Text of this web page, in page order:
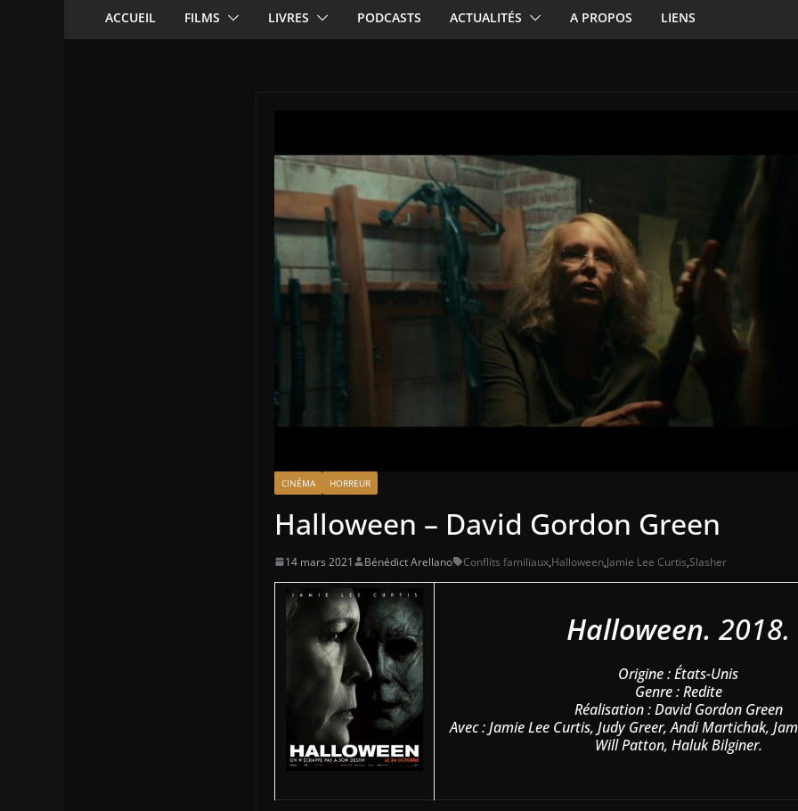
ACCUEIL FILMS LIVRES PODCASTS ACTUALITÉS A PROPOS LIENS
CINÉMA HORREUR
Halloween – David Gordon Green
14 mars 2021 Bénédict Arellano Conflits familiaux,Halloween,Jamie Lee Curtis,Slasher
Halloween. 2018.
Origine : États-Unis
Genre : Redite
Réalisation : David Gordon Green
Avec : Jamie Lee Curtis, Judy Greer, Andi Martichak,
Will Patton, Haluk Bilginer.